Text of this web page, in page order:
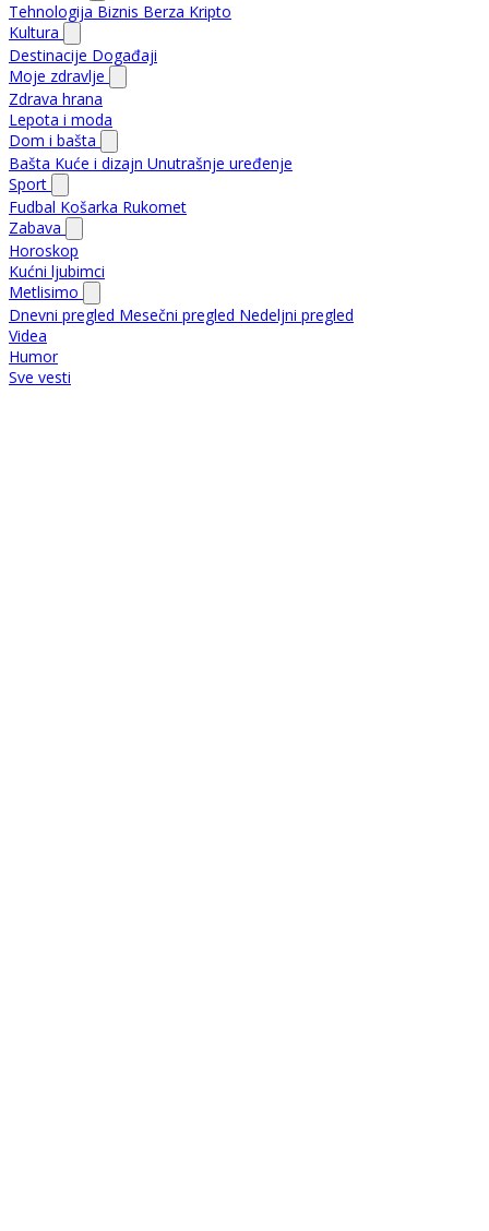
Tehnologija Biznis Berza Kripto
Kultura
Destinacije Događaji
Moje zdravlje
Zdrava hrana
Lepota i moda
Dom i bašta
Bašta Kuće i dizajn Unutrašnje uređenje
Sport
Fudbal Košarka Rukomet
Zabava
Horoskop
Kućni ljubimci
Metlisimo
Dnevni pregled Mesečni pregled Nedeljni pregled
Videa
Humor
Sve vesti